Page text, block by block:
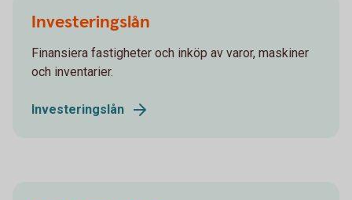
Investeringslån
Finansiera fastigheter och inköp av varor, maskiner
och inventarier.
Investeringslån